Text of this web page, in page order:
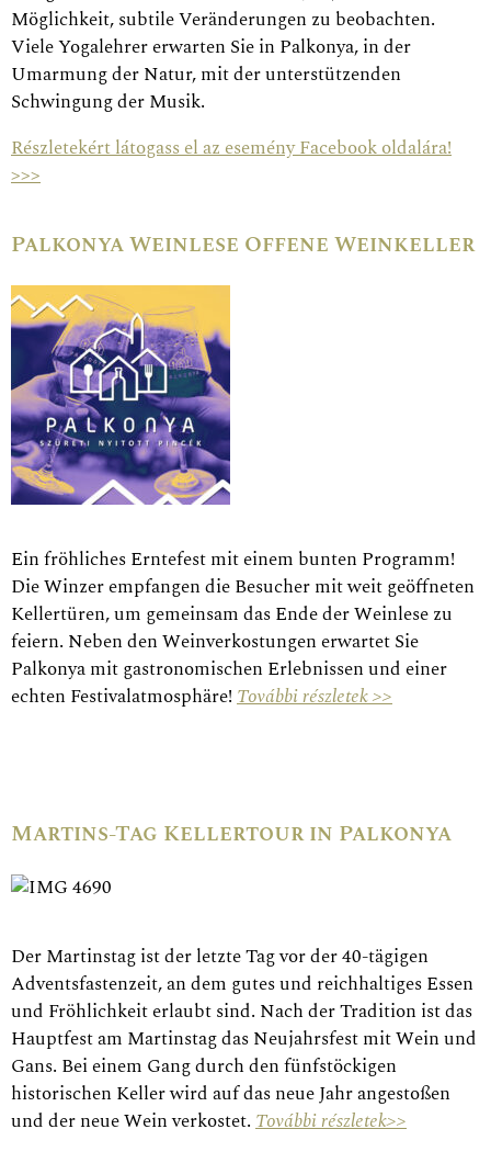
Möglichkeit, subtile Veränderungen zu beobachten.
Viele Yogalehrer erwarten Sie in Palkonya, in der
Umarmung der Natur, mit der unterstützenden
Schwingung der Musik.
Részletekért látogass el az esemény Facebook oldalára!
>>>
Palkonya Weinlese Offene Weinkeller
Ein fröhliches Erntefest mit einem bunten Programm!
Die Winzer empfangen die Besucher mit weit geöffneten
Kellertüren, um gemeinsam das Ende der Weinlese zu
feiern. Neben den Weinverkostungen erwartet Sie
Palkonya mit gastronomischen Erlebnissen und einer
echten Festivalatmosphäre!További részletek >>
Martins-Tag Kellertour in Palkonya
Der Martinstag ist der letzte Tag vor der 40-tägigen
Adventsfastenzeit, an dem gutes und reichhaltiges Essen
und Fröhlichkeit erlaubt sind. Nach der Tradition ist das
Hauptfest am Martinstag das Neujahrsfest mit Wein und
Gans. Bei einem Gang durch den fünfstöckigen
historischen Keller wird auf das neue Jahr angestoßen
und der neue Wein verkostet.További részletek>>